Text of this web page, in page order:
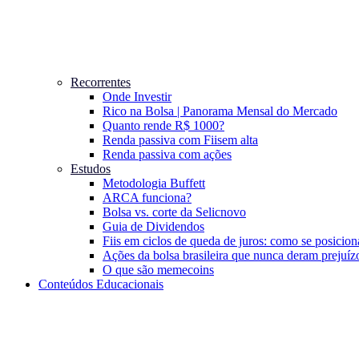
Recorrentes
Onde Investir
Rico na Bolsa | Panorama Mensal do Mercado
Quanto rende R$ 1000?
Renda passiva com Fiisem alta
Renda passiva com ações
Estudos
Metodologia Buffett
ARCA funciona?
Bolsa vs. corte da Selicnovo
Guia de Dividendos
Fiis em ciclos de queda de juros: como se
Ações da bolsa brasileira que nunca deram
O que são memecoins
Conteúdos Educacionais